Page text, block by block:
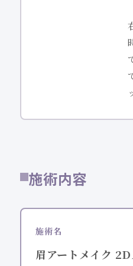
施術内容
施術名
眉アートメイク